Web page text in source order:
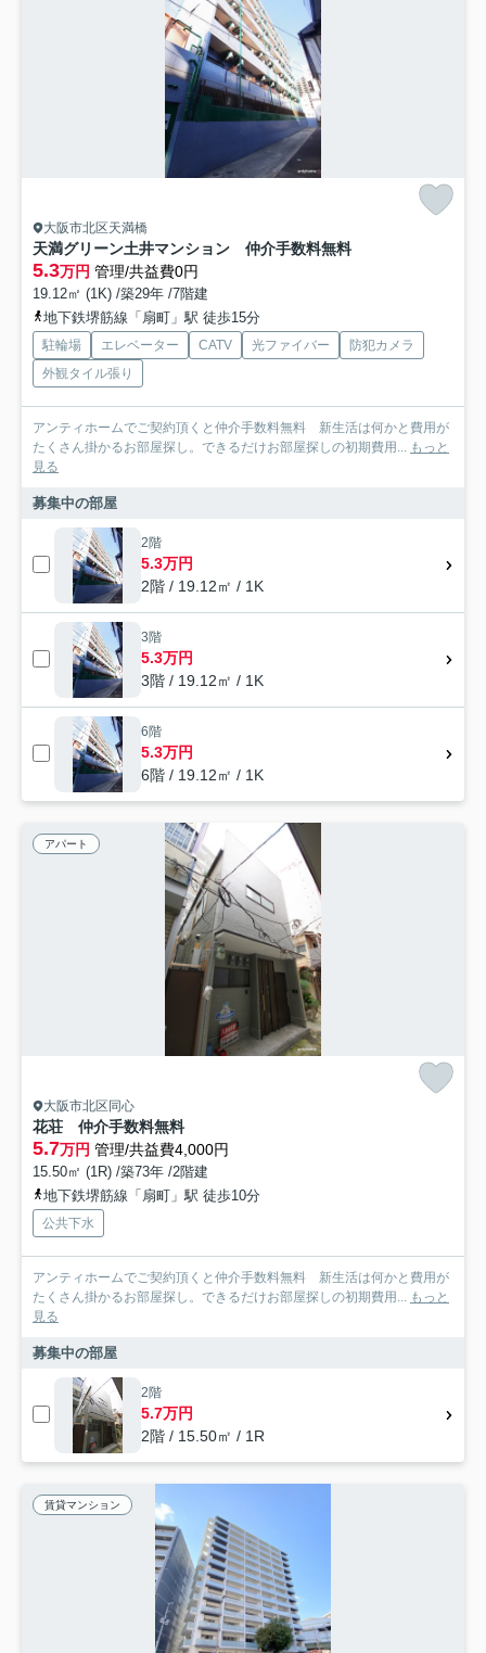
大阪市北区天満橋
天満グリーン土井マンション 仲介手数料無料
5.3万円 管理/共益費0円
19.12㎡ (1K) /築29年 /7階建
地下鉄堺筋線「扇町」駅 徒歩15分
駐輪場 エレベーター CATV 光ファイバー
防犯カメラ
外観タイル張り
アンティホームでご契約頂くと仲介手数料無料 新生活は何かと費用が
たくさん掛かるお部屋探し。できるだけお部屋探しの初期費用... もっと
見る
募集中の部屋
2階
5.3万円
2階 / 19.12㎡ / 1K
3階
5.3万円
3階 / 19.12㎡ / 1K
6階
5.3万円
6階 / 19.12㎡ / 1K
アパート
大阪市北区同心
花荘 仲介手数料無料
5.7万円 管理/共益費4,000円
15.50㎡ (1R) /築73年 /2階建
地下鉄堺筋線「扇町」駅 徒歩10分
公共下水
アンティホームでご契約頂くと仲介手数料無料 新生活は何かと費用が
たくさん掛かるお部屋探し。できるだけお部屋探しの初期費用... もっと
見る
募集中の部屋
2階
5.7万円
2階 / 15.50㎡ / 1R
賃貸マンション